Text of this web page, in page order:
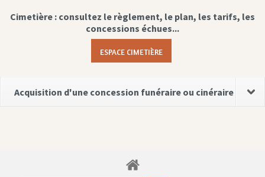
Cimetière : consultez le règlement, le plan, les tarifs, les
concessions échues...
ESPACE CIMETIÈRE
Acquisition d'une concession funéraire ou cinéraire